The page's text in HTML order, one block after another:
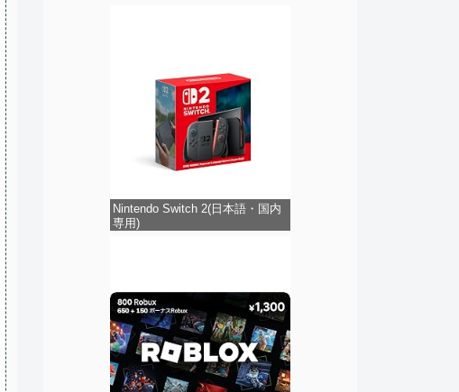
Nintendo Switch 2(日本語・国内
専用)